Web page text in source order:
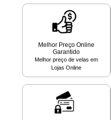
Melhor Preço Online
Garantido
Melhor preço de velas em
Lojas Online